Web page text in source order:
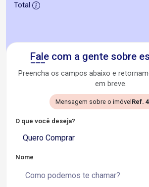
Total
Fale com a gente sobre
Preencha os campos abaixo e
em breve.
Mensagem sobre o imóvel Ref.
O que você deseja?
Quero Comprar
Nome